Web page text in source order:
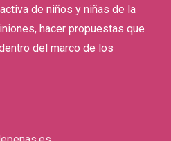
de niños y niñas de la
hacer propuestas que
del marco de los